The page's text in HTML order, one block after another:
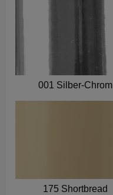
001 Silber-Chrom
175 Shortbread